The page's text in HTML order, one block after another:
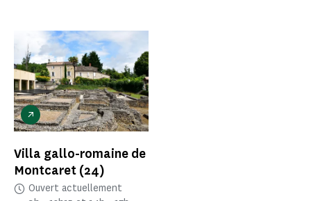
Villa gallo-romaine de
Montcaret (24)
Ouvert actuellement